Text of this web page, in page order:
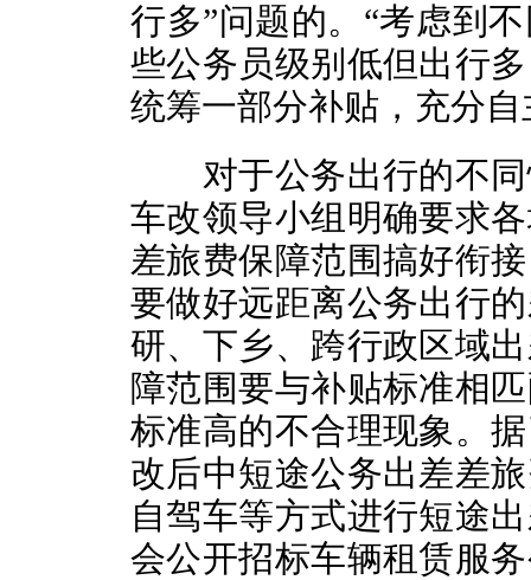
行多”问题的。“考虑到
些公务员级别低但出行
统筹一部分补贴，充分
对于公务出行的不同
车改领导小组明确要求
差旅费保障范围搞好衔
要做好远距离公务出行
研、下乡、跨行政区域
障范围要与补贴标准相
标准高的不合理现象。
改后中短途公务出差差
自驾车等方式进行短途
会公开招标车辆租赁服